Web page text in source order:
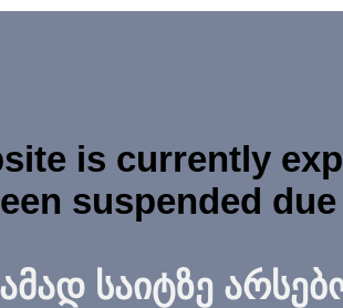
is currently
suspended
საიტზე